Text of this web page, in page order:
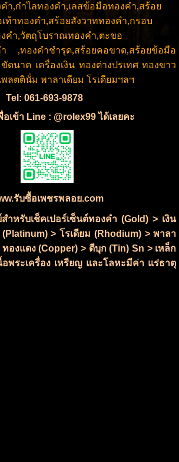
ำ,กำไลทองคำ,เลสข้อมือทองคำ,สร้อย
ท้าทองคำ,สร้อยสังวาททองคำ,กรอบ
คำ,วัตถุโบราณทองคำ,ตะขอ
ำ ,ทองคำชำรุด,สร้อยคอขาด,สร้อยข้อมือ
ดนาค เครื่องเงิน ทองต่างปรเทศ ทองขาว
ลตตินั่ม พาลาเดียม โรเดียมฯลฯ
Tel: 061-693-9878
เข้า Line : @rolex99 ได้เลยคะ
รับซื้อเพชรพลอย.com
สำหรับเช็คเปอร์เซ็นต์ทองคำ (Gold) > เงิน
> โรเดียม (Rhodium) > พาลา
ทองแดง (Copper) > ดีบุก (Tin) Sn > เหล็ก
อพระเครื่อง เหรียญ และโลหะมีค่า แร่ธาตุ